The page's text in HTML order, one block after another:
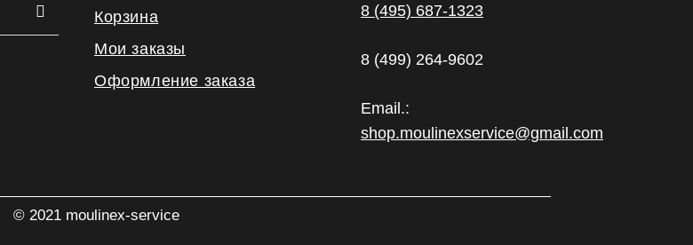
Корзина
Мои заказы
Оформление заказа
8 (495) 687-1323
8 (499) 264-9602
Email.:
shop.moulinexservice@gmail.com
© 2021 moulinex-service